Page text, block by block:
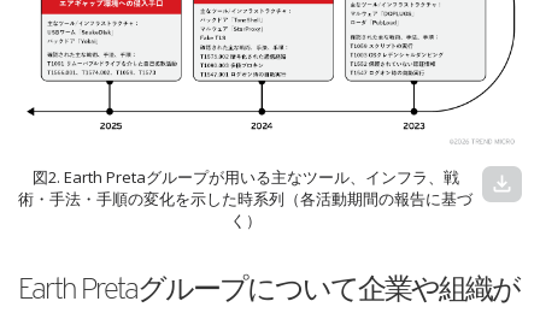
図2. Earth Pretaグループが用いる主なツール、インフラ、戦
術・手法・手順の変化を示した時系列（各活動期間の報告に基づ
く）
download
Earth Pretaグループについて企業や組織が